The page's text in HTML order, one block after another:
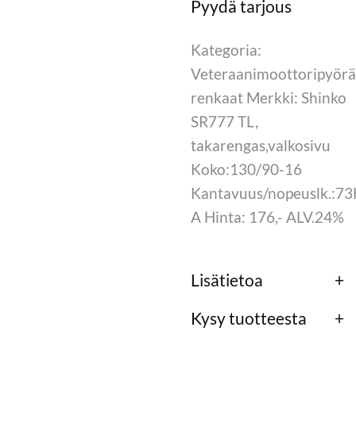
Kategoria:
renkaat Merkki: Shinko
SR777 TL,
takarengas,valkosivu
Koko:130/90-16
Kantavuus/
A Hinta: 176,- ALV.24%
Lisätietoa
Kysy tuotteesta